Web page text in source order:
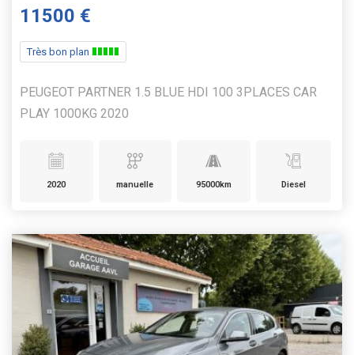
11500 €
Très bon plan
PEUGEOT PARTNER 1.5 BLUE HDI 100 3PLACES CAR
PLAY 1000KG 2020
2020 manuelle 95000km Diesel